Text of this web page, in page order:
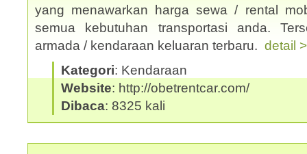
yang menawarkan harga sewa / rental
semua kebutuhan transportasi anda.
armada / kendaraan keluaran terbaru. detail
Kategori: Kendaraan
Website: http://obetrentcar.com/
Dibaca: 8325 kali